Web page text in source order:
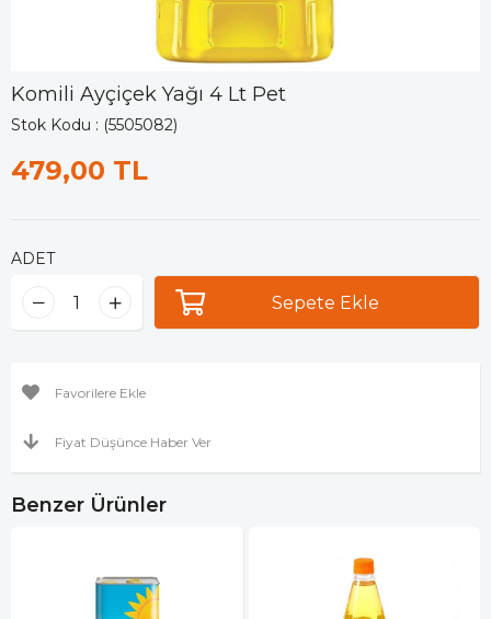
Komili Ayçiçek Yağı 4 Lt Pet
Stok Kodu (5505082)
479,00 TL
ADET
Favorilere Ekle
Fiyat Düşünce Haber Ver
Benzer Ürünler